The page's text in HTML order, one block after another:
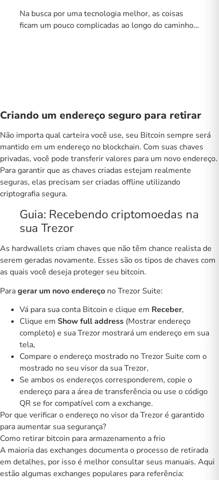
Na busca por uma tecnologia melhor, as coisas
ficam um pouco complicadas ao longo do caminho…
Criando um endereço seguro para retirar
Não importa qual carteira você use, seu Bitcoin sempre será
mantido em um endereço no blockchain. Com suas chaves
privadas, você pode transferir valores para um novo endereço.
Para garantir que as chaves criadas estejam realmente
seguras, elas precisam ser criadas offline utilizando
criptografia segura.
Guia: Recebendo criptomoedas na
sua Trezor
As hardwallets criam chaves que não têm chance realista de
serem geradas novamente. Esses são os tipos de chaves com
as quais você deseja proteger seu bitcoin.
Paragerar um novo endereço noTrezor Suite:
Vá para sua conta Bitcoin e clique em Receber,
Clique em Show full address (Mostrar endereço
completo) e suaTrezor mostrará um endereço em sua
tela,
Compare o endereço mostrado noTrezor Suite com o
mostrado no seu visor da sua Trezor,
Se ambos os endereços corresponderem, copie o
endereço para a área de transferência ou use o código
QR se for compatível com a exchange.
Por que verificar o endereço no visor da Trezor é garantido
para aumentar sua segurança?
Como retirar bitcoin para armazenamento a frio
A maioria das exchanges documenta o processo de retirada
em detalhes, por isso é melhor consultar seus manuais. Aqui
estão algumas exchanges populares para referência: